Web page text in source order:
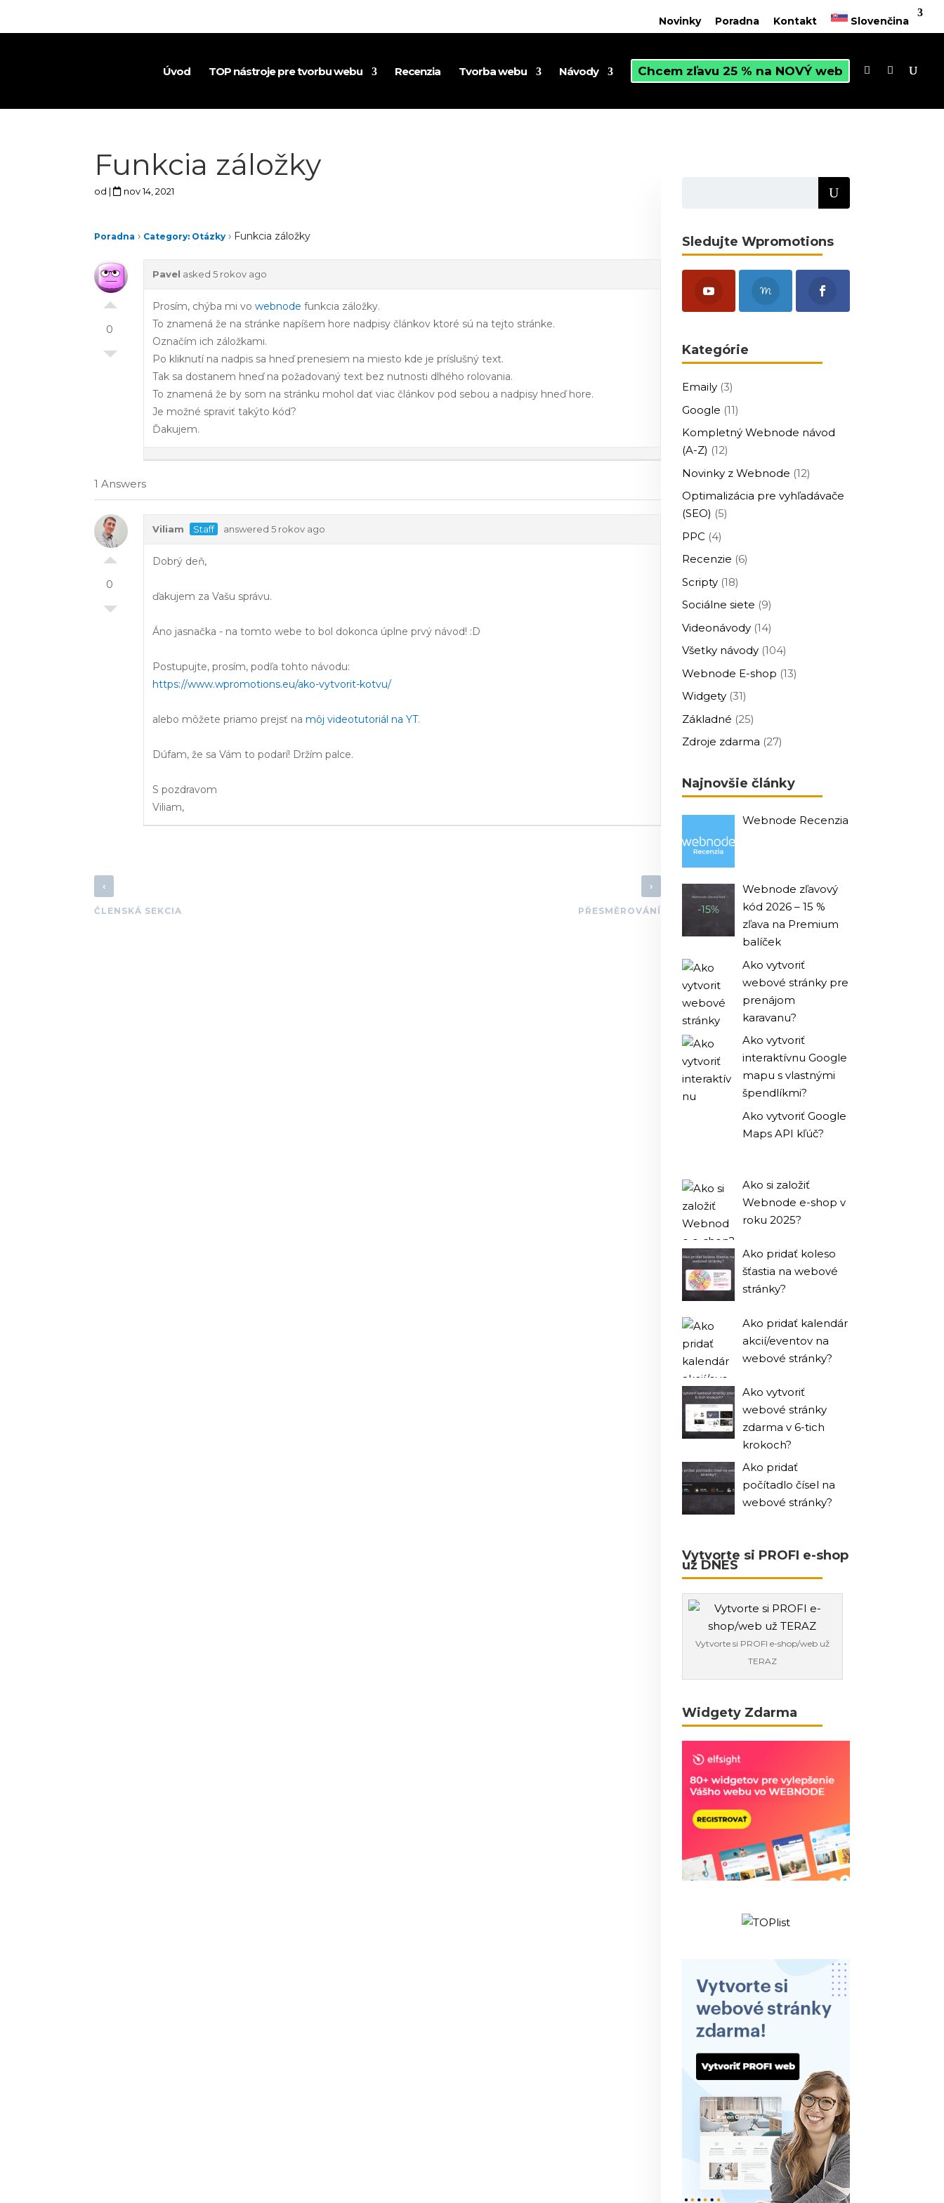
Novinky Poradna Kontakt Slovenčina
Úvod TOP nástroje pre tvorbu webu Recenzia Tvorba webu Návody Chcem zľavu 25 % na NOVÝ web
Funkcia záložky
od | nov 14, 2021
Poradna › Category: Otázky › Funkcia záložky
0
Pavel asked 5 rokov ago
Prosím, chýba mi vowebnode funkcia záložky.
To znamená že na stránke napíšem hore nadpisy článkov ktoré sú na tejto stránke.
Označím ich záložkami.
Po kliknutí na nadpis sa hneď prenesiem na miesto kde je príslušný text.
Tak sa dostanem hneď na požadovaný text bez nutnosti dlhého rolovania.
To znamená že by som na stránku mohol dať viac článkov pod sebou a nadpisy hneď hore.
Je možné spraviť takýto kód?
Ďakujem.
1 Answers
0
Viliam Staff answered 5 rokov ago
Dobrý deň,
ďakujem za Vašu správu.
Áno jasnačka - na tomto webe to bol dokonca úplne prvý návod! :D
Postupujte, prosím, podľa tohto návodu:
https://www.wpromotions.eu/ako-vytvorit-kotvu/
alebo môžete priamo prejsť namôj videotutoriál na YT.
Dúfam, že sa Vám to podarí! Držím palce.
S pozdravom
Viliam,
‹
ČLENSKÁ SEKCIA
›
PŘESMĚROVÁNÍ
Sledujte Wpromotions
Kategórie
Emaily(3)
Google (11)
Kompletný Webnode návod
(A-Z) (12)
Novinky z Webnode (12)
Optimalizácia pre vyhľadávače
(SEO) (5)
PPC (4)
Recenzie (6)
Scripty(18)
Sociálne siete (9)
Videonávody(14)
Všetky návody(104)
Webnode E-shop (13)
Widgety(31)
Základné (25)
Zdroje zdarma (27)
Najnovšie články
Webnode Recenzia
Webnode zľavový
kód 2026 – 15 %
zľava na Premium
balíček
Ako vytvoriť
webové stránky pre
prenájom
karavanu?
Ako vytvoriť
interaktívnu Google
mapu s vlastnými
špendlíkmi?
Ako vytvoriť Google
Maps API kľúč?
Ako si založiť
Webnode e-shop v
roku 2025?
Ako pridať koleso
šťastia na webové
stránky?
Ako pridať kalendár
akcií/eventov na
webové stránky?
Ako vytvoriť
webové stránky
zdarma v 6-tich
krokoch?
Ako pridať
počítadlo čísel na
webové stránky?
Vytvorte si PROFI e-shop
už DNES
Vytvorte si PROFI e-shop/web už
TERAZ
Widgety Zdarma